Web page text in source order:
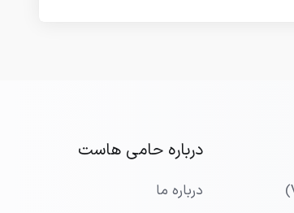
درباره حامی هاست
درباره ما